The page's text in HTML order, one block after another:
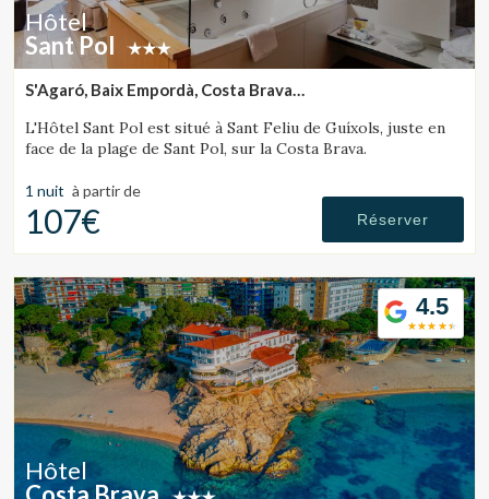
Hôtel
Sant Pol
S'Agaró, Baix Empordà, Costa Brava
L'Hôtel Sant Pol est situé à Sant Feliu de Guíxols, juste en
face de la plage de Sant Pol, sur la Costa Brava.
1 nuit à partir de
107€ Réserver
4.5
Hôtel